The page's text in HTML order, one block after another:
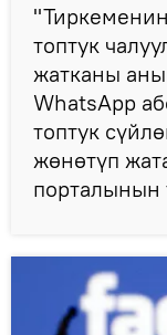
топтук
жатканы
WhatsApp
топтук
жөнөтүп
порталынын